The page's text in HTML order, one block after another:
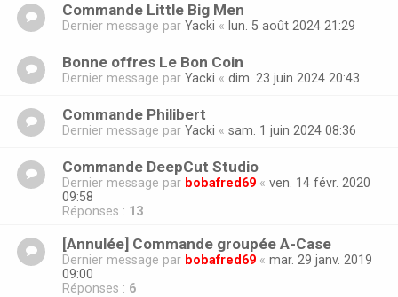
Commande Little Big Men
Dernier message par Yacki « lun. 5 août 2024 21:29
Bonne offres Le Bon Coin
Dernier message par Yacki « dim. 23 juin 2024 20:43
Commande Philibert
Dernier message par Yacki « sam. 1 juin 2024 08:36
Commande DeepCut Studio
Dernier message par bobafred69 « ven. 14 févr. 2020
09:58
Réponses : 13
[Annulée] Commande groupée A-Case
Dernier message par bobafred69 « mar. 29 janv. 2019
09:00
Réponses : 6